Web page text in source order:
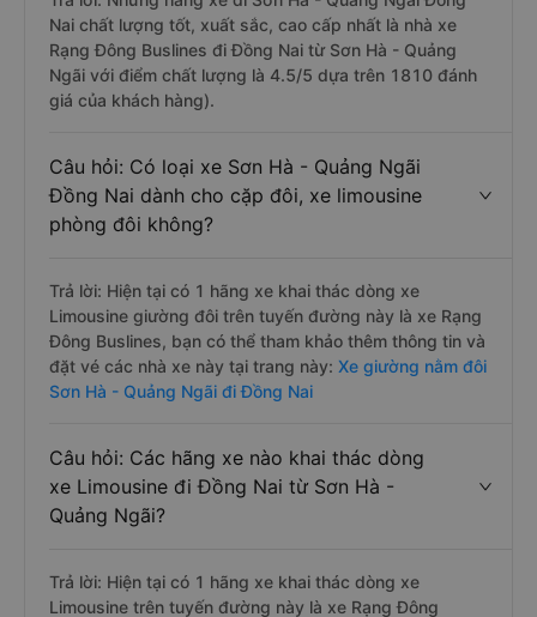
Nai chất lượng tốt, xuất sắc, cao cấp nhất là nhà xe
Rạng Đông Buslines đi Đồng Nai từ Sơn Hà - Quảng
Ngãi với điểm chất lượng là 4.5/5 dựa trên 1810 đánh
giá của khách hàng).
Câu hỏi: Có loại xe Sơn Hà - Quảng Ngãi
Đồng Nai dành cho cặp đôi, xe limousine
phòng đôi không?
Trả lời: Hiện tại có 1 hãng xe khai thác dòng xe
Limousine giường đôi trên tuyến đường này là xe Rạng
Đông Buslines, bạn có thể tham khảo thêm thông tin và
đặt vé các nhà xe này tại trang này: Xe giường nằm đôi
Sơn Hà - Quảng Ngãi đi Đồng Nai
Câu hỏi: Các hãng xe nào khai thác dòng
xe Limousine đi Đồng Nai từ Sơn Hà -
Quảng Ngãi?
Trả lời: Hiện tại có 1 hãng xe khai thác dòng xe
Limousine trên tuyến đường này là xe Rạng Đông